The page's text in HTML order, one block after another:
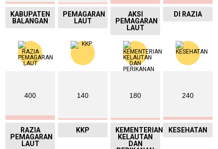
KABUPATEN
BALANGAN
PEMAGARAN
LAUT
AKSI
PEMAGARAN
LAUT
DI RAZIA
400
RAZIA
PEMAGARAN
LAUT
140
KKP
180
KEMENTERIAN
KELAUTAN
DAN
240
KESEHATAN